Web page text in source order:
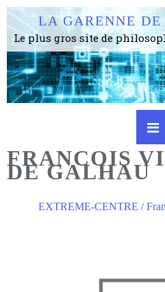
LA GARENNE
FRANCOIS
DE GALHAU
EXTREME-CENTRE /